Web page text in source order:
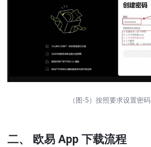
（图-5）按照要求设置密码
二、 欧易 App 下载流程